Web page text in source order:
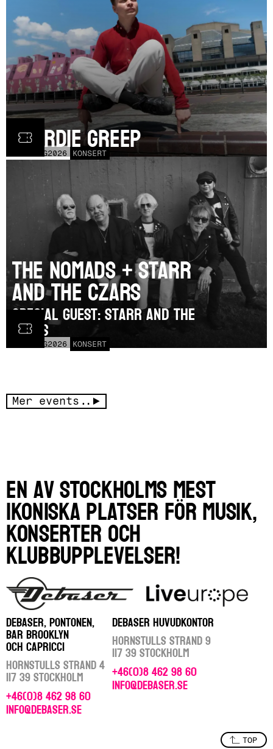
AUG2026 KONSERT
Geordie Greep
AUG2026 KONSERT
The Nomads + Starr
and the Czars
SPECIAL GUEST: Starr and the
Czars
Mer events..
En av Stockholms mest
ikoniska platser för musik,
konserter och
klubbupplevelser!
DEBASER, PONTONEN,
BAR BROOKLYN
OCH CAPRICCI
Hornstulls Strand 4
117 39 Stockholm
+46(0)8 462 98 60
info@debaser.se
DEBASER HUVUDKONTOR
Hornstulls Strand 9
117 39 Stockholm
+46(0)8 462 98 60
info@debaser.se
TOP